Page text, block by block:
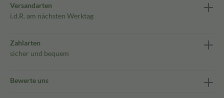
Versandarten
i.d.R. am nächsten Werktag
Zahlarten
sicher und bequem
Bewerte uns